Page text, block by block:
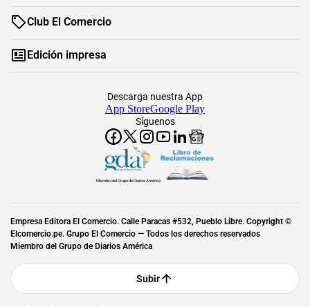
Club El Comercio
Edición impresa
Síguenos
Descarga nuestra App
App StoreGoogle Play
Miembro del Grupo de Diarios América
Empresa Editora El Comercio. Calle Paracas #532, Pueblo Libre. Copyright ©
Elcomercio.pe. Grupo El Comercio — Todos los derechos reservados
Miembro del Grupo de Diarios América
Subir